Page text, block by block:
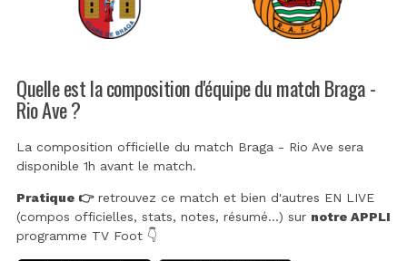
Quelle est la composition d'équipe du match Braga -
Rio Ave ?
La composition officielle du match Braga - Rio Ave sera
disponible 1h avant le match.
Pratique 👉retrouvez ce match et bien d'autres EN LIVE
(compos officielles, stats, notes, résumé...) sur notre APPLI
programme TV Foot 👇